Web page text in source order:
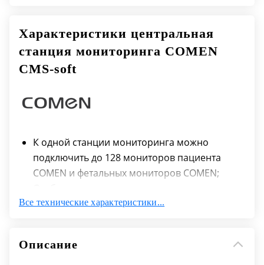
Характеристики центральная
станция мониторинга COMEN
CMS-soft
К одной станции мониторинга можно
подключить до 128 мониторов пациента
COMEN и фетальных мониторов COMEN;
отслеживаемых приборами параметров ЭКГ,
также задать необходимые параметры
Все технические характеристики...
Описание